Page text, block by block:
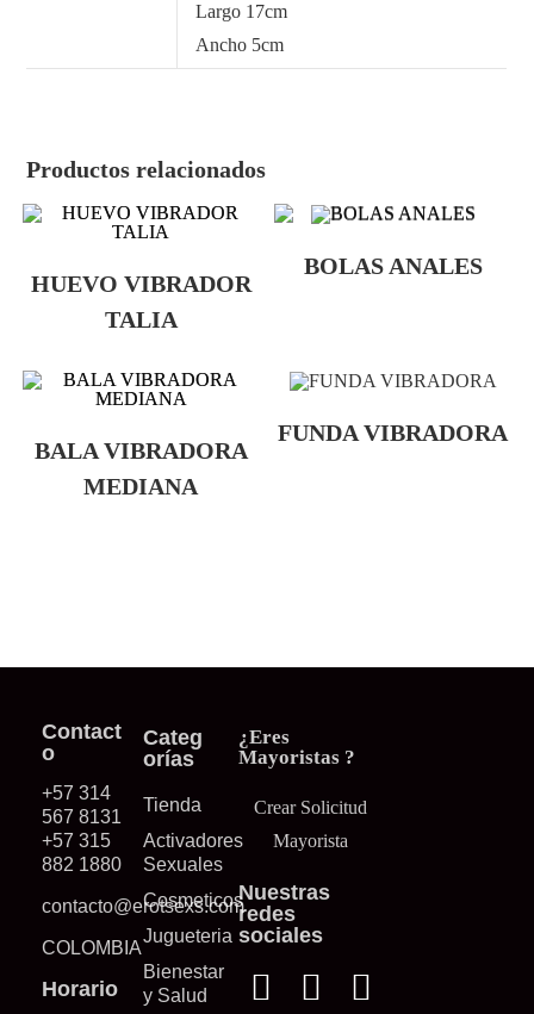
Largo 17cm
Ancho 5cm
Productos relacionados
HUEVO VIBRADOR
TALIA
BOLAS ANALES
BALA VIBRADORA
MEDIANA
FUNDA VIBRADORA
Contact
o
+57 314
567 8131
+57 315
882 1880
contacto@erotsexs.com
COLOMBIA
Horario
Categ
orías
Tienda
Activadores
Sexuales
Cosmeticos
Jugueteria
Bienestar
y Salud
¿Eres
Mayoristas ?
Crear Solicitud
Mayorista
Nuestras
redes
sociales